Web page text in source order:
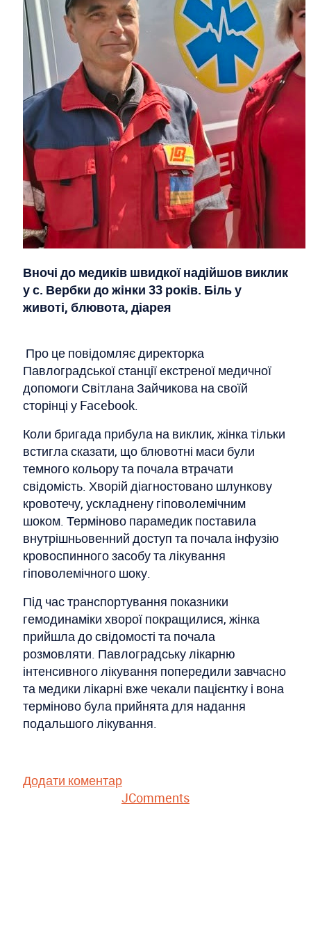
Вночі до медиків швидкої надійшов виклик
у с. Вербки до жінки 33 років. Біль у
животі, блювота, діарея
Про це повідомляє директорка
Павлоградської станції екстреної медичної
допомоги Світлана Зайчикова на своїй
сторінці у Facebook.
Коли бригада прибула на виклик, жінка тільки
встигла сказати, що блювотні маси були
темного кольору та почала втрачати
свідомість. Хворій діагностовано шлункову
кровотечу, ускладнену гіповолемічним
шоком. Терміново парамедик поставила
внутрішньовенний доступ та почала інфузію
кровоспинного засобу та лікування
гіповолемічного шоку.
Під час транспортування показники
гемодинаміки хворої покращилися, жінка
прийшла до свідомості та почала
розмовляти. Павлоградську лікарню
інтенсивного лікування попередили завчасно
та медики лікарні вже чекали пацієнтку і вона
терміново була прийнята для надання
подальшого лікування.
Додати коментар
JComments